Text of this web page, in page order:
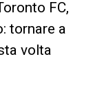
FC,
tornare a
volta